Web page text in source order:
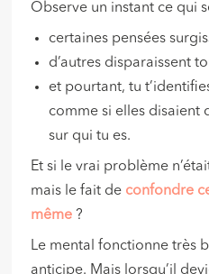
Observe un instant ce qui
certaines pensées
d’autres disparaissent
et pourtant, tu
comme si elles disaient
sur qui tu es.
Et si le vrai problème
mais le fait de confondre
même ?
Le mental fonctionne très
anticipe. Mais lorsqu’il